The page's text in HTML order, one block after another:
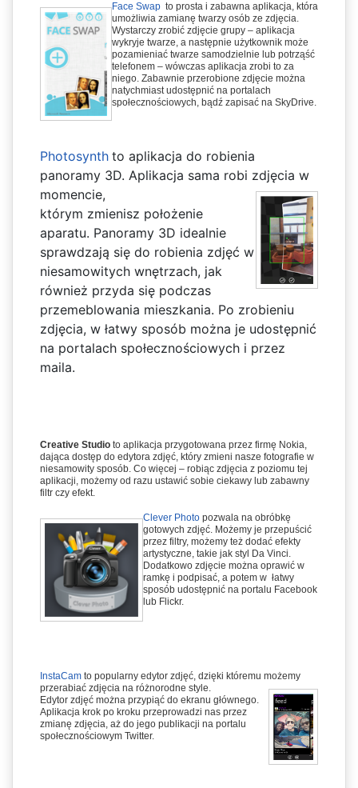
Face Swap to prosta i zabawna aplikacja, która
umożliwia zamianę twarzy osób ze zdjęcia.
Wystarczy zrobić zdjęcie grupy – aplikacja
wykryje twarze, a następnie użytkownik może
pozamieniać twarze samodzielnie lub potrząść
telefonem – wówczas aplikacja zrobi to za
niego. Zabawnie przerobione zdjęcie można
natychmiast udostępnić na portalach
społecznościowych, bądź zapisać na SkyDrive.
Photosynth to aplikacja do robienia
panoramy 3D. Aplikacja sama robi zdjęcia w
momencie,
którym zmienisz położenie
aparatu. Panoramy 3D idealnie
sprawdzają się do robienia zdjęć w
niesamowitych wnętrzach, jak
również przyda się podczas
przemeblowania mieszkania. Po zrobieniu
zdjęcia, w łatwy sposób można je udostępnić
na portalach społecznościowych i przez
maila.
Creative Studio to aplikacja przygotowana przez firmę Nokia,
dająca dostęp do edytora zdjęć, który zmieni nasze fotografie w
niesamowity sposób. Co więcej – robiąc zdjęcia z poziomu tej
aplikacji, możemy od razu ustawić sobie ciekawy lub zabawny
filtr czy efekt.
Clever Photo pozwala na obróbkę
gotowych zdjęć. Możemy je przepuścić
przez filtry, możemy też dodać efekty
artystyczne, takie jak styl Da Vinci.
Dodatkowo zdjęcie można oprawić w
ramkę i podpisać, a potem w łatwy
sposób udostępnić na portalu Facebook
lub Flickr.
InstaCam to popularny edytor zdjęć, dzięki któremu możemy
przerabiać zdjęcia na różnorodne style.
Edytor zdjęć można przypiąć do ekranu głównego.
Aplikacja krok po kroku przeprowadzi nas przez
zmianę zdjęcia, aż do jego publikacji na portalu
społecznościowym Twitter.